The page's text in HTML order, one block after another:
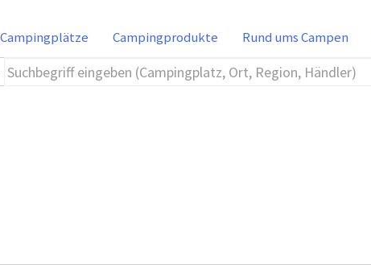
Campingplätze Campingprodukte Rund ums Campen